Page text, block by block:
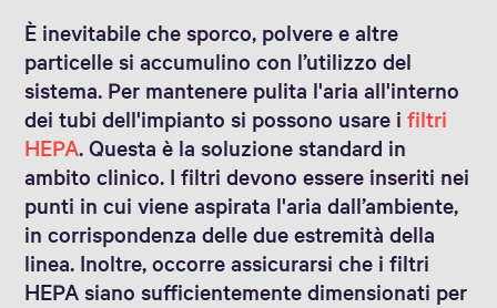
È inevitabile che sporco, polvere e altre
particelle si accumulino con l’utilizzo del
sistema. Per mantenere pulita l'aria all'interno
dei tubi dell'impianto si possono usare ifiltri
HEPA. Questa è la soluzione standard in
ambito clinico. I filtri devono essere inseriti nei
punti in cui viene aspirata l'aria dall’ambiente,
in corrispondenza delle due estremità della
linea. Inoltre, occorre assicurarsi che i filtri
HEPA siano sufficientemente dimensionati per